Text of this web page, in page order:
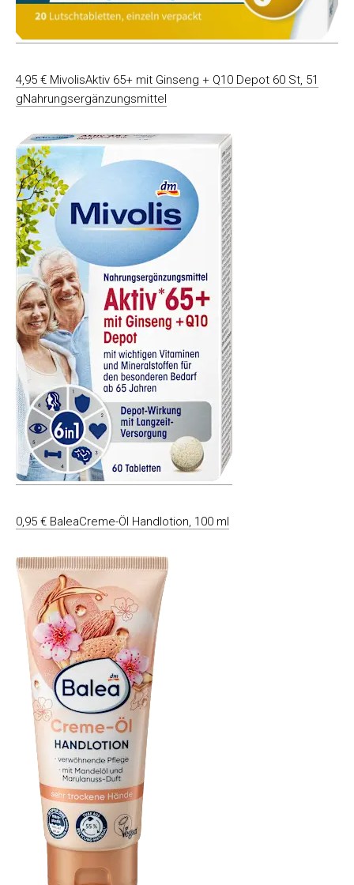
4,95 € MivolisAktiv 65+ mit Ginseng + Q10 Depot 60 St, 51
gNahrungsergänzungsmittel
0,95 € BaleaCreme-Öl Handlotion, 100 ml